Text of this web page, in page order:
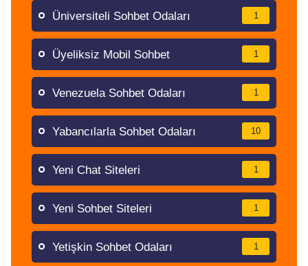
Üniversiteli Sohbet Odaları 1
Üyeliksiz Mobil Sohbet 1
Venezuela Sohbet Odaları 1
Yabancılarla Sohbet Odaları 10
Yeni Chat Siteleri 1
Yeni Sohbet Siteleri 1
Yetişkin Sohbet Odaları 1